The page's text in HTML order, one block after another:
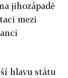
jihozápadě
mezi
hlavu státu